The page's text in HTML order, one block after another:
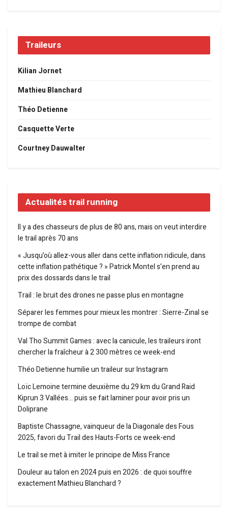
Traileurs
Kilian Jornet
Mathieu Blanchard
Théo Detienne
Casquette Verte
Courtney Dauwalter
Actualités trail running
Il y a des chasseurs de plus de 80 ans, mais on veut interdire
le trail après 70 ans
« Jusqu’où allez-vous aller dans cette inflation ridicule, dans
cette inflation pathétique ? » Patrick Montel s’en prend au
prix des dossards dans le trail
Trail : le bruit des drones ne passe plus en montagne
Séparer les femmes pour mieux les montrer : Sierre-Zinal se
trompe de combat
Val Tho Summit Games : avec la canicule, les traileurs iront
chercher la fraîcheur à 2 300 mètres ce week-end
Théo Detienne humilie un traileur sur Instagram
Loïc Lemoine termine deuxième du 29 km du Grand Raid
Kiprun 3 Vallées… puis se fait laminer pour avoir pris un
Doliprane
Baptiste Chassagne, vainqueur de la Diagonale des Fous
2025, favori du Trail des Hauts-Forts ce week-end
Le trail se met à imiter le principe de Miss France
Douleur au talon en 2024 puis en 2026 : de quoi souffre
exactement Mathieu Blanchard ?